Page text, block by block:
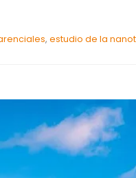
, estudio de la